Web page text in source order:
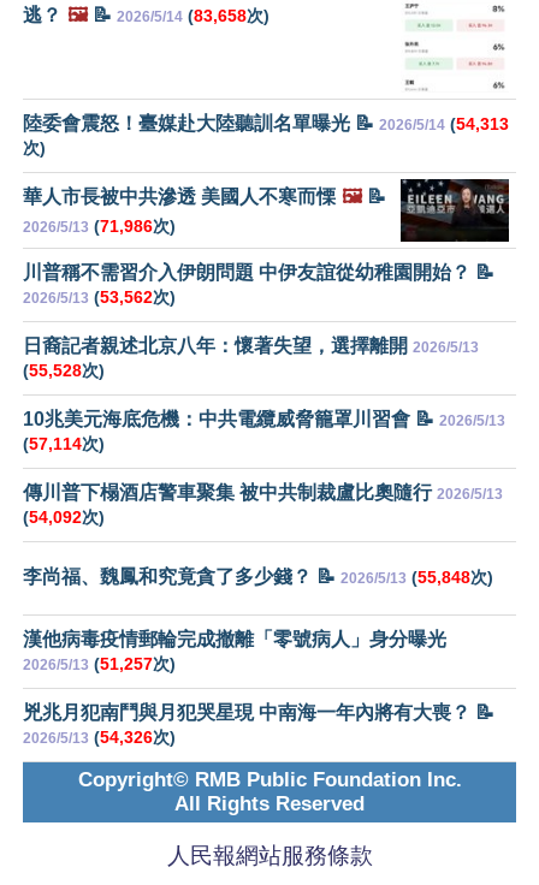
逃？ 🖼️📝 2026/5/14 (83,658次)
陸委會震怒！臺媒赴大陸聽訓名單曝光 📝 2026/5/14 (54,313
次)
華人市長被中共滲透 美國人不寒而慄 🖼️📝
2026/5/13 (71,986次)
川普稱不需習介入伊朗問題 中伊友誼從幼稚園開始？ 📝
2026/5/13 (53,562次)
日裔記者親述北京八年：懷著失望，選擇離開 2026/5/13
(55,528次)
10兆美元海底危機：中共電纜威脅籠罩川習會 📝 2026/5/13
(57,114次)
傳川普下榻酒店警車聚集 被中共制裁盧比奧隨行 2026/5/13
(54,092次)
李尚福、魏鳳和究竟貪了多少錢？ 📝 2026/5/13 (55,848次)
漢他病毒疫情郵輪完成撤離「零號病人」身分曝光
2026/5/13 (51,257次)
兇兆月犯南鬥與月犯哭星現 中南海一年內將有大喪？ 📝
2026/5/13 (54,326次)
Copyright© RMB Public Foundation Inc.
All Rights Reserved
人民報網站服務條款